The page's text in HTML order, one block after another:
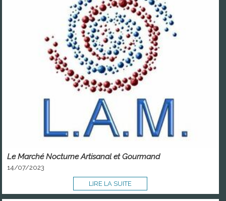
Le Marché Nocturne Artisanal et Gourmand
14/07/2023
LIRE LA SUITE